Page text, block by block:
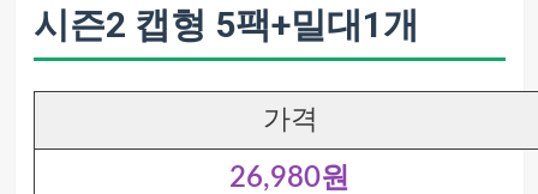
시즌2 캡형 5팩+밀대1개
가격
26,980원